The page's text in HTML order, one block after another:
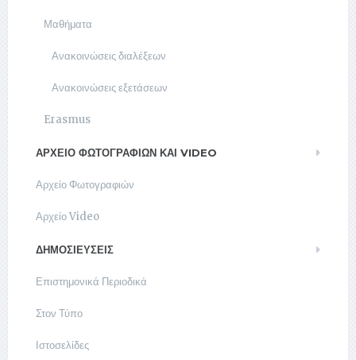
Μαθήματα
Ανακοινώσεις διαλέξεων
Ανακοινώσεις εξετάσεων
Erasmus
ΑΡΧΕΊΟ ΦΩΤΟΓΡΑΦΙΏΝ ΚΑΙ VIDEO
Αρχείο Φωτογραφιών
Αρχείο Video
ΔΗΜΟΣΙΕΥΣΕΙΣ
Επιστημονικά Περιοδικά
Στον Τύπο
Ιστοσελίδες